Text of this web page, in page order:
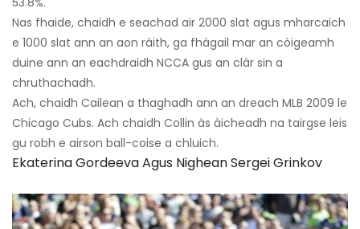
Nas fhaide, chaidh e seachad air 2000 slat agus mharcaich
e 1000 slat ann an aon ràith, ga fhàgail mar an còigeamh
duine ann an eachdraidh NCCA gus an clàr sin a
chruthachadh.
Ach, chaidh Cailean a thaghadh ann an dreach MLB 2009 le
Chicago Cubs. Ach chaidh Collin às àicheadh ​​na tairgse leis
gu robh e airson ball-coise a chluich.
Ekaterina Gordeeva Agus Nighean Sergei Grinkov